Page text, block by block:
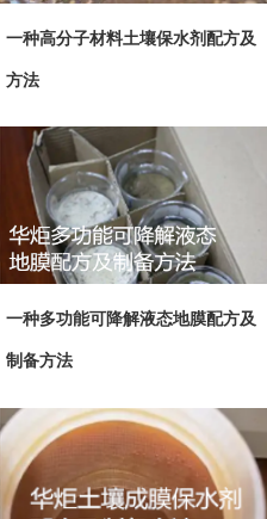
一种高分子材料土壤保水剂配方及
方法
一种多功能可降解液态地膜配方及
制备方法